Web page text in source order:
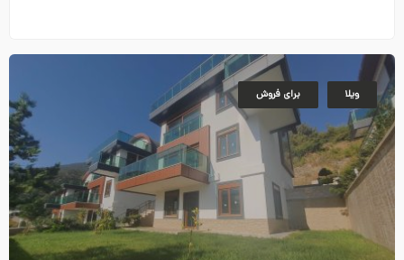
برای فروش ویلا